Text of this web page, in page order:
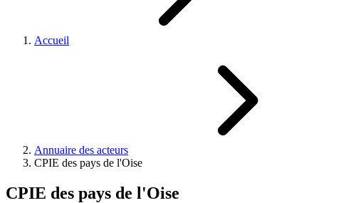
Accueil
Annuaire des acteurs
CPIE des pays de l'Oise
CPIE des pays de l'Oise